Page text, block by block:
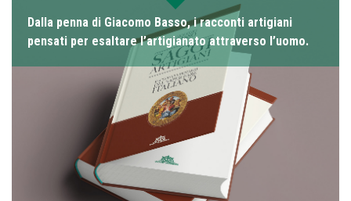
Dalla penna di Giacomo Basso, i racconti artigiani
pensati per esaltare l’artigianato attraverso l’uomo.